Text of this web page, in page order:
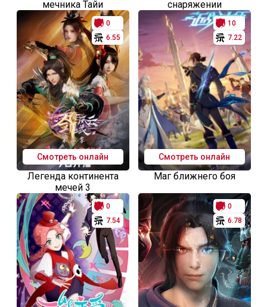
мечника Тайи
снаряжении
0
6.55
Смотреть онлайн
Легенда континента
мечей 3
10
7.22
Смотреть онлайн
Маг ближнего боя
0
7.54
0
6.78